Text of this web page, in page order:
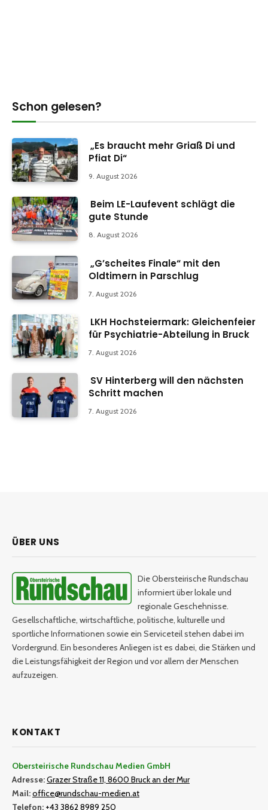
Schon gelesen?
„Es braucht mehr Griaß Di und
Pfiat Di“
9. August 2026
Beim LE-Laufevent schlägt die
gute Stunde
8. August 2026
„G’scheites Finale“ mit den
Oldtimern in Parschlug
7. August 2026
LKH Hochsteiermark: Gleichenfeier
für Psychiatrie-Abteilung in Bruck
7. August 2026
SV Hinterberg will den nächsten
Schritt machen
7. August 2026
ÜBER UNS
Die Obersteirische Rundschau
informiert über lokale und
regionale Geschehnisse.
Gesellschaftliche, wirtschaftliche, politische, kulturelle und
sportliche Informationen sowie ein Serviceteil stehen dabei im
Vordergrund. Ein besonderes Anliegen ist es dabei, die Stärken und
die Leistungsfähigkeit der Region und vor allem der Menschen
aufzuzeigen.
KONTAKT
Obersteirische Rundschau Medien GmbH
Adresse:Grazer Straße 11, 8600 Bruck an der Mur
Mail:office@rundschau-medien.at
Telefon: +43 3862 8989 250